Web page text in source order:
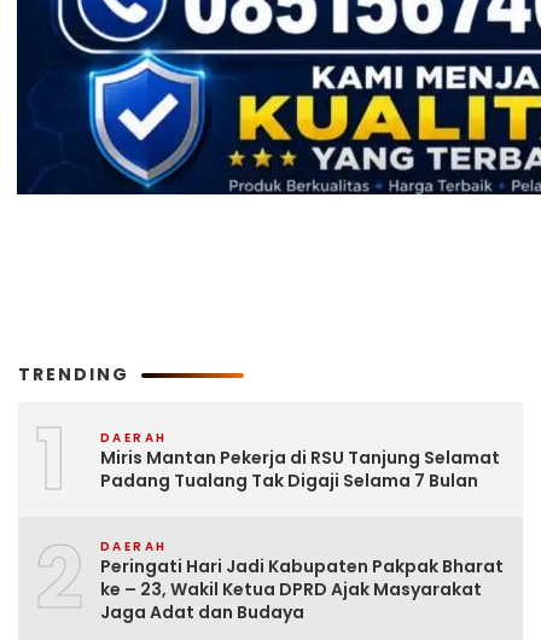
TRENDING
1 DAERAH
Miris Mantan Pekerja di RSU Tanjung Selamat
Padang Tualang Tak Digaji Selama 7 Bulan
2 DAERAH
Peringati Hari Jadi Kabupaten Pakpak Bharat
ke – 23, Wakil Ketua DPRD Ajak Masyarakat
Jaga Adat dan Budaya